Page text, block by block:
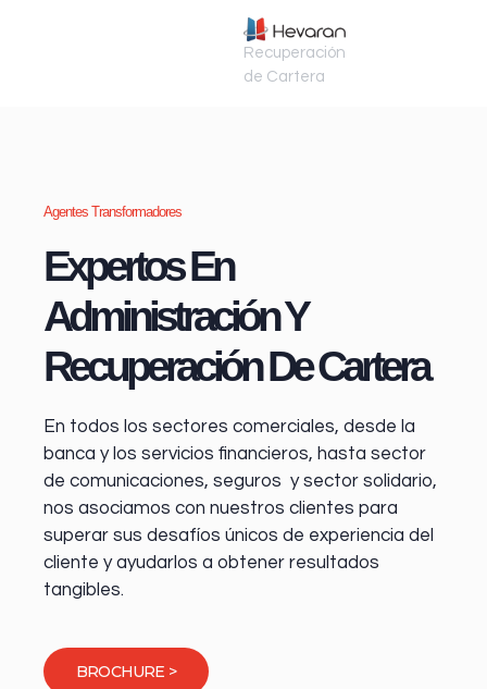
Recuperación
de Cartera
Agentes Transformadores
Expertos En
Administración Y
Recuperación De Cartera
En todos los sectores comerciales, desde la
banca y los servicios financieros, hasta sector
de comunicaciones, seguros y sector solidario,
nos asociamos con nuestros clientes para
superar sus desafíos únicos de experiencia del
cliente y ayudarlos a obtener resultados
tangibles.
BROCHURE >